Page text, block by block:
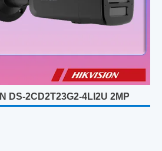
DS-2CD2T23G2-4LI2U 2MP